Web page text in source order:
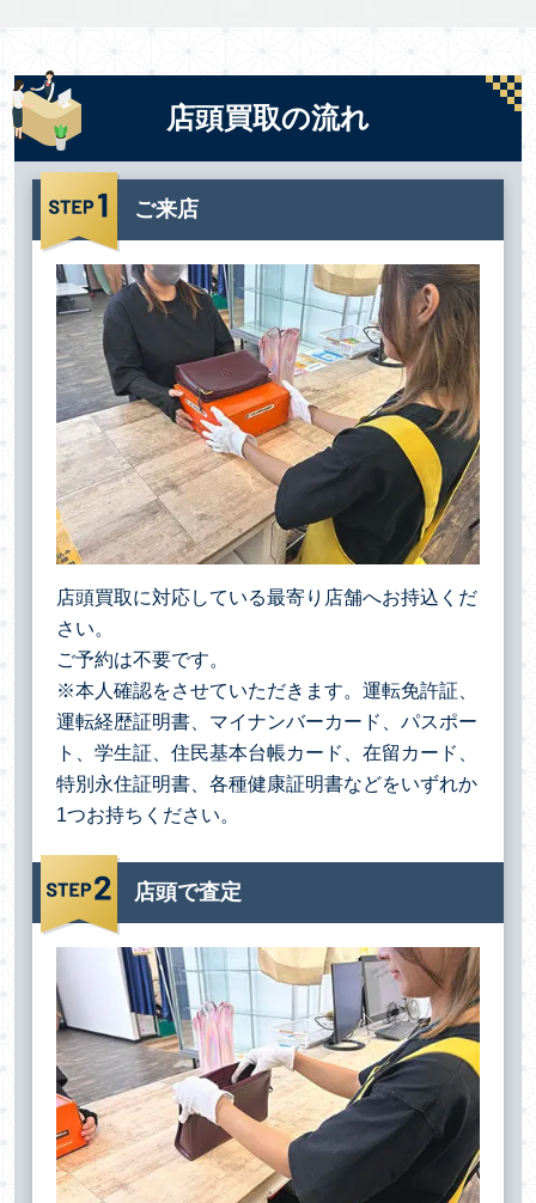
店頭買取の流れ
ご来店
店頭買取に対応している最寄り店舗へお持込くだ
さい。
ご予約は不要です。
※本人確認をさせていただきます。運転免許証、
運転経歴証明書、マイナンバーカード、パスポー
ト、学生証、住民基本台帳カード、在留カード、
特別永住証明書、各種健康証明書などをいずれか
1つお持ちください。
店頭で査定